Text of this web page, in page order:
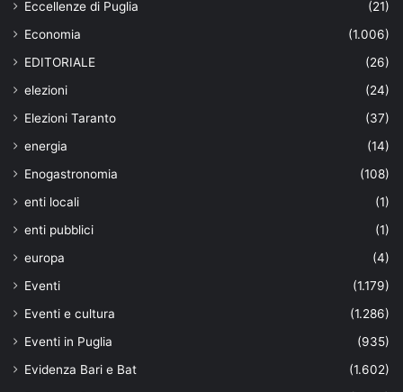
Eccellenze di Puglia
(21)
Economia
(1.006)
EDITORIALE
(26)
elezioni
(24)
Elezioni Taranto
(37)
energia
(14)
Enogastronomia
(108)
enti locali
(1)
enti pubblici
(1)
europa
(4)
Eventi
(1.179)
Eventi e cultura
(1.286)
Eventi in Puglia
(935)
Evidenza Bari e Bat
(1.602)